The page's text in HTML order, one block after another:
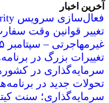
آخرین اخبار
فعال‌سازی سرویس Priority برای ویزای انگلستان در ایران
تغییر قوانین وقت
غیرمهاجرتی – سپتامبر ۲۰۲۵
تغییرات بزرگ در
سرمایه‌گذاری در
تحولات جدید در
سرمایه‌گذاری؛ سنت